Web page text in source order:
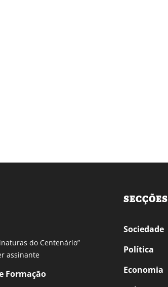
do Centenário”
assinante
Formação
SECÇÕES
Sociedade
Política
Economia